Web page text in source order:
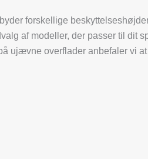
forskellige
af modeller, der passer til dit
ujævne overflader anbefaler vi at